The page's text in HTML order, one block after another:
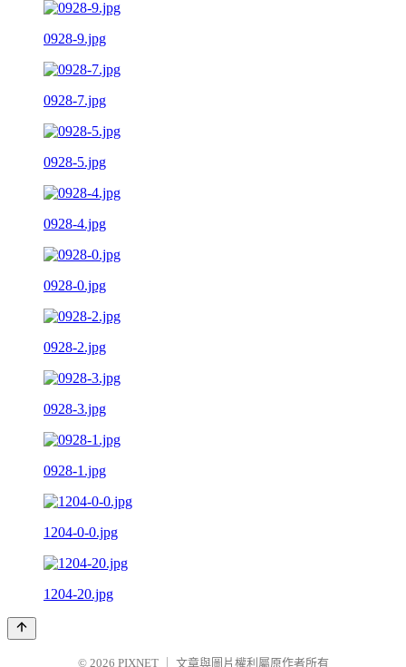
0928-9.jpg
0928-7.jpg
0928-5.jpg
0928-4.jpg
0928-0.jpg
0928-2.jpg
0928-3.jpg
0928-1.jpg
1204-0-0.jpg
1204-20.jpg
© 2026 PIXNET 文章與圖片權利屬原作者所有